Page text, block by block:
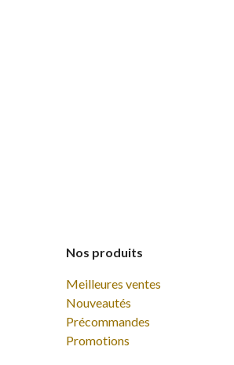
Nos produits
Meilleures ventes
Nouveautés
Précommandes
Promotions